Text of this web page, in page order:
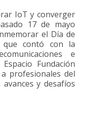
IoT y converger
17 de mayo
el Día de
que contó con la
e
Fundación
profesionales del
y desafíos